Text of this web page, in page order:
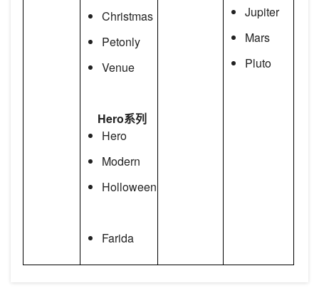
Christmas
Petonly
Venue
Hero系列
Hero
Modern
Holloween
Farida
Jupiter
Mars
Pluto